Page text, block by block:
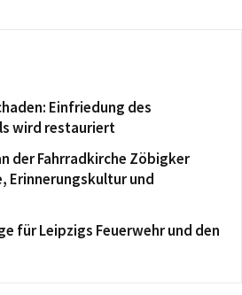
Einfriedung des
wird restauriert
der Fahrradkirche Zöbigker
Erinnerungskultur und
für Leipzigs Feuerwehr und den